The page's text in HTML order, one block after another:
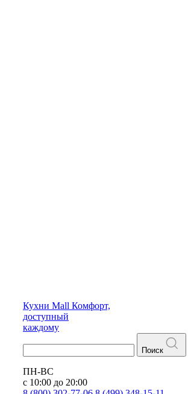
Кухни Mall Комфорт,
доступный
каждому
Поиск
ПН-ВС
с 10:00 до 20:00